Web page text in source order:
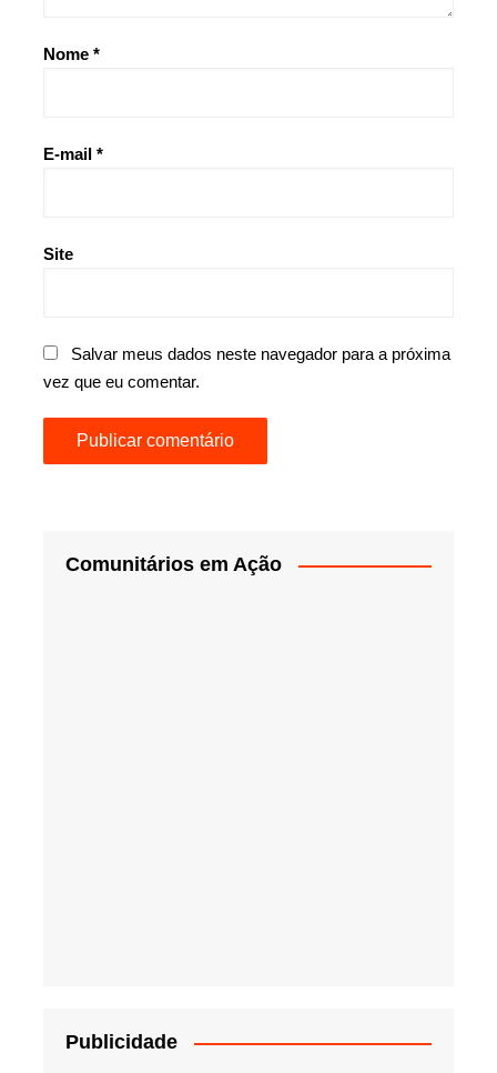
Nome *
E-mail *
Site
Salvar meus dados neste navegador para a próxima
vez que eu comentar.
Comunitários em Ação
Publicidade